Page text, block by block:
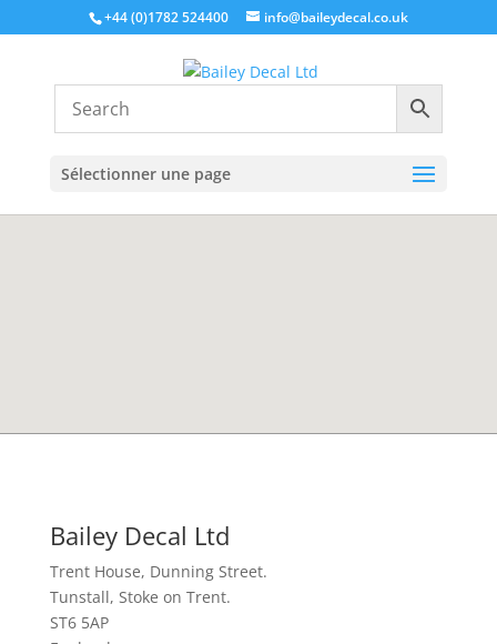
+44 (0)1782 524400 info@baileydecal.co.uk
Sélectionner une page
Bailey Decal Ltd
Trent House, Dunning Street.
Tunstall, Stoke on Trent.
ST6 5AP